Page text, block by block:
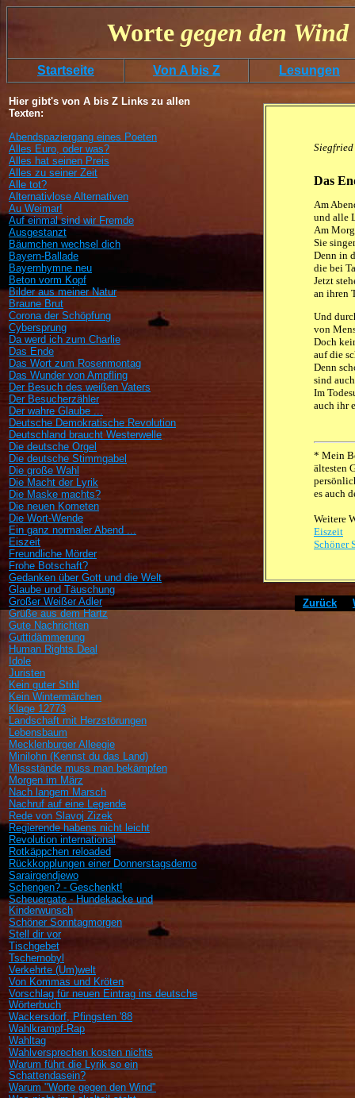
Worte gegen den
Startseite Von A bis Z Lesungen
Hier gibt's von A bis Z Links zu allen
Texten:
Abendspaziergang eines Poeten
Alles Euro, oder was?
Alles hat seinen Preis
Alles zu seiner Zeit
Alle tot?
Alternativlose Alternativen
Au Weimar!
Auf einmal sind wir Fremde
Ausgestanzt
Bäumchen wechsel dich
Bayern-Ballade
Bayernhymne neu
Beton vorm Kopf
Bilder aus meiner Natur
Braune Brut
Corona der Schöpfung
Cybersprung
Da werd ich zum Charlie
Das Ende
Das Wort zum Rosenmontag
Das Wunder von Ampfling
Der Besuch des weißen Vaters
Der Besucherzähler
Der wahre Glaube ...
Deutsche Demokratische Revolution
Deutschland braucht Westerwelle
Die deutsche Orgel
Die deutsche Stimmgabel
Die große Wahl
Die Macht der Lyrik
Die Maske machts?
Die neuen Kometen
Die Wort-Wende
Ein ganz normaler Abend ...
Eiszeit
Freundliche Mörder
Frohe Botschaft?
Gedanken über Gott und die Welt
Glaube und Täuschung
Großer Weißer Adler
Grüße aus dem Hartz
Gute Nachrichten
Guttidämmerung
Human Rights Deal
Idole
Juristen
Kein guter Stihl
Kein Wintermärchen
Klage 12773
Landschaft mit Herzstörungen
Lebensbaum
Mecklenburger Alleegie
Minilohn (Kennst du das Land)
Missstände muss man bekämpfen
Morgen im März
Nach langem Marsch
Nachruf auf eine Legende
Rede von Slavoj Zizek
Regierende habens nicht leicht
Revolution international
Rotkäppchen reloaded
Rückkopplungen einer Donnerstagsdemo
Sarairgendjewo
Schengen? - Geschenkt!
Scheuergate - Hundekacke und
Kinderwunsch
Schöner Sonntagmorgen
Stell dir vor
Tischgebet
Tschernobyl
Verkehrte (Um)welt
Von Kommas und Kröten
Vorschlag für neuen Eintrag ins deutsche
Wörterbuch
Wackersdorf, Pfingsten '88
Wahlkrampf-Rap
Wahltag
Wahlversprechen kosten nichts
Warum führt die Lyrik so ein
Schattendasein?
Warum "Worte gegen den Wind"
Das
Am
und alle
Am
Sie
Denn in
die bei
Jetzt
an ihren
Und
von
Doch
auf die
Denn
sind
Im
auch ihr
* Mein
ältesten
es auch
Weitere
Eiszeit
Schöner
Zurück